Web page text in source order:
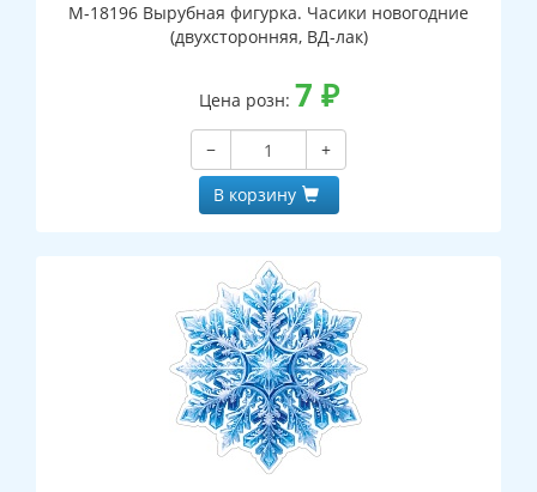
М-18196 Вырубная фигурка. Часики новогодние
(двухсторонняя, ВД-лак)
Цена розн: 7 ₽
−
+
В корзину